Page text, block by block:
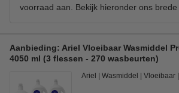
voorraad aan. Bekijk hieronder ons brede
Aanbieding: Ariel Vloeibaar Wasmiddel
4050 ml (3 flessen - 270 wasbeurten)
Ariel Wasmiddel Vloeibaar